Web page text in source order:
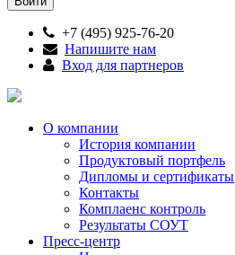
+7 (495) 925-76-20
Напишите нам
Вход для партнеров
О компании
История компании
Продуктовый портфель
Дипломы и сертификаты
Контакты
Комплаенс контроль
Результаты СОУТ
Пресс-центр